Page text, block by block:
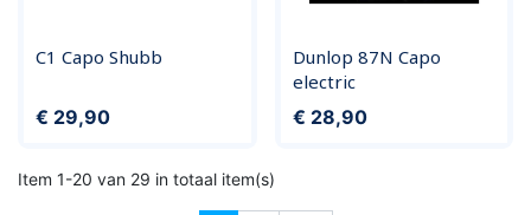
C1 Capo Shubb
Prijs
€ 29,90
Dunlop 87N Capo
electric
Prijs
€ 28,90
Item 1-20 van 29 in totaal item(s)